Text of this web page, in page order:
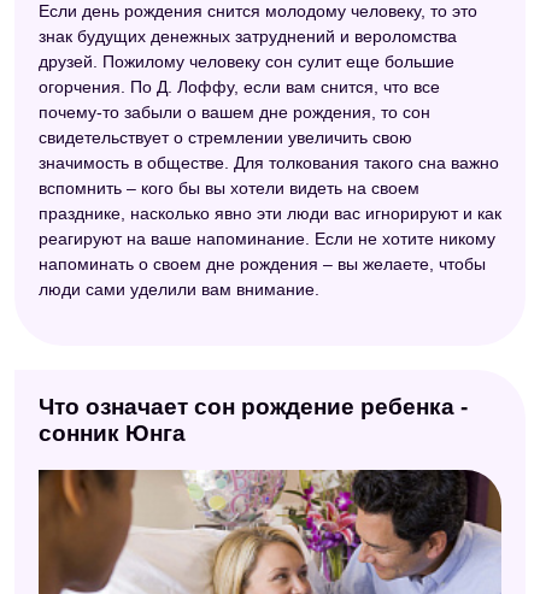
Если день рождения снится молодому человеку, то это
знак будущих денежных затруднений и вероломства
друзей. Пожилому человеку сон сулит еще большие
огорчения. По Д. Лоффу, если вам снится, что все
почему-то забыли о вашем дне рождения, то сон
свидетельствует о стремлении увеличить свою
значимость в обществе. Для толкования такого сна важно
вспомнить – кого бы вы хотели видеть на своем
празднике, насколько явно эти люди вас игнорируют и как
реагируют на ваше напоминание. Если не хотите никому
напоминать о своем дне рождения – вы желаете, чтобы
люди сами уделили вам внимание.
Что означает сон рождение ребенка -
сонник Юнга